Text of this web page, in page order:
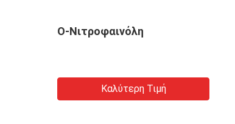
Ο-Νιτροφαινόλη
Καλύτερη Τιμή